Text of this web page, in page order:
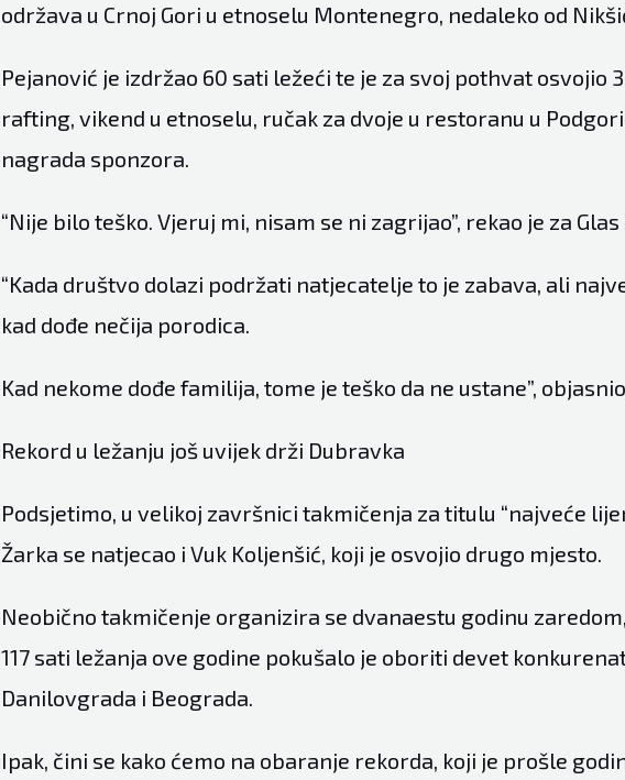
održava u Crnoj Gori u etnoselu Montenegro, nedaleko od
Pejanović je izdržao 60 sati ležeći te je za svoj pothvat osvojio
rafting, vikend u etnoselu, ručak za dvoje u restoranu u
nagrada sponzora.
“Nije bilo teško. Vjeruj mi, nisam se ni zagrijao”, rekao je za
“Kada društvo dolazi podržati natjecatelje to je zabava, ali
kad dođe nečija porodica.
Kad nekome dođe familija, tome je teško da ne ustane”,
Rekord u ležanju još uvijek drži Dubravka
Podsjetimo, u velikoj završnici takmičenja za titulu “najveće
Žarka se natjecao i Vuk Koljenšić, koji je osvojio drugo mjesto.
Neobično takmičenje organizira se dvanaestu godinu
117 sati ležanja ove godine pokušalo je oboriti devet
Danilovgrada i Beograda.
Ipak, čini se kako ćemo na obaranje rekorda, koji je prošle